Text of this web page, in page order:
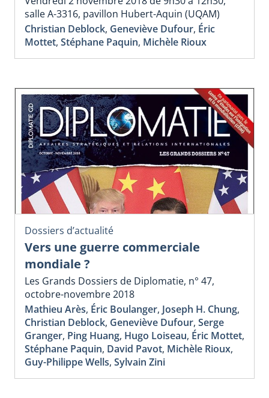
salle A-3316, pavillon Hubert-Aquin (UQAM)
Christian Deblock, Geneviève Dufour, Éric
Mottet, Stéphane Paquin, Michèle Rioux
Dossiers d’actualité
Vers une guerre commerciale
mondiale ?
Les Grands Dossiers de Diplomatie, n° 47,
octobre-novembre 2018
Mathieu Arès, Éric Boulanger, Joseph H. Chung,
Christian Deblock, Geneviève Dufour, Serge
Granger, Ping Huang, Hugo Loiseau, Éric Mottet,
Stéphane Paquin, David Pavot, Michèle Rioux,
Guy-Philippe Wells, Sylvain Zini